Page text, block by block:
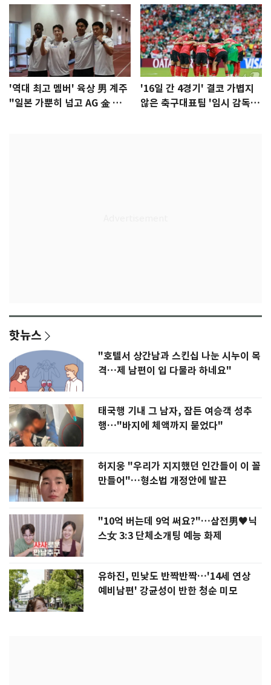
'역대 최고 멤버' 육상 男 계주
"일본 가뿐히 넘고 AG 金 따겠
'16일 간 4경기' 결코 가볍지
않은 축구대표팀 '임시 감독'
핫뉴스
"호텔서 상간남과 스킨십 나눈 시누이 목
격…제 남편이 입 다물라 하네요"
태국행 기내 그 남자, 잠든 여승객 성추
행…"바지에 체액까지 묻었다"
허지웅 "우리가 지지했던 인간들이 이 꼴
만들어"…형소법 개정안에 발끈
"10억 버는데 9억 써요?"…삼전男♥닉
스女 3:3 단체소개팅 예능 화제
유하진, 민낯도 반짝반짝…'14세 연상
예비남편' 강균성이 반한 청순 미모